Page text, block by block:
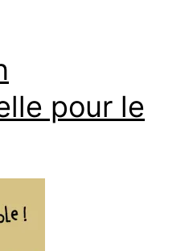
pour le